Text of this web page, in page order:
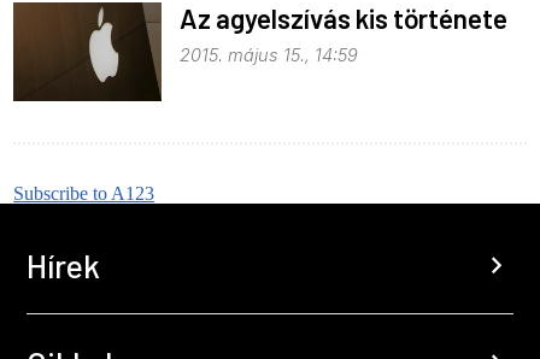
Az agyelszívás kis története
2015. május 15., 14:59
Subscribe to A123
Hírek chevron_right